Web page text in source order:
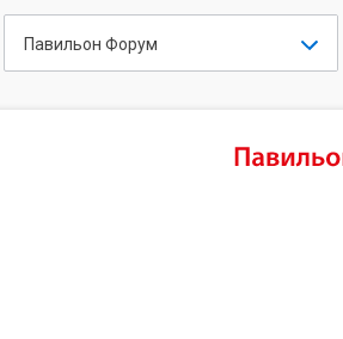
Павильон Форум